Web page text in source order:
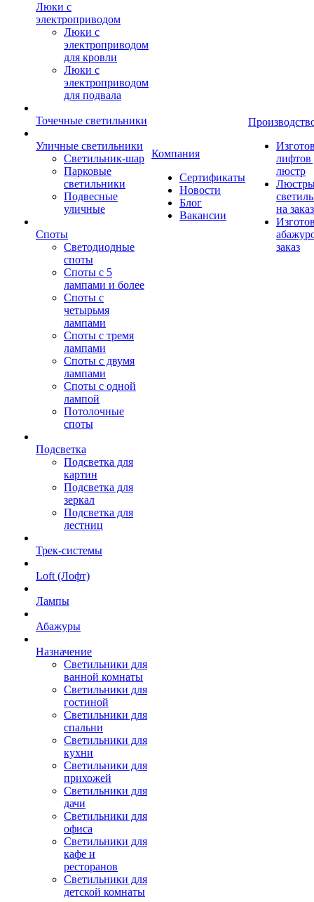
Люки с
электроприводом
Люки с
электроприводом
для кровли
Люки с
электроприводом
для подвала
Точечные светильники
Уличные светильники
Светильник-шар
Парковые
светильники
Подвесные
уличные
Споты
Светодиодные
споты
Споты с 5
лампами и более
Споты с
четырьмя
лампами
Споты с тремя
лампами
Споты с двумя
лампами
Споты с одной
лампой
Потолочные
споты
Подсветка
Подсветка для
картин
Подсветка для
зеркал
Подсветка для
лестниц
Трек-системы
Loft (Лофт)
Лампы
Абажуры
Назначение
Светильники для
ванной комнаты
Светильники для
гостиной
Светильники для
спальни
Светильники для
кухни
Светильники для
прихожей
Светильники для
дачи
Светильники для
офиса
Светильники для
кафе и
ресторанов
Светильники для
детской комнаты
Компания
Сертификаты
Новости
Блог
Вакансии
лифтов
люстр
на заказ
заказ